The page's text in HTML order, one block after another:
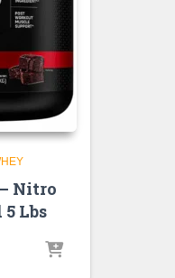
Nitro
Lbs